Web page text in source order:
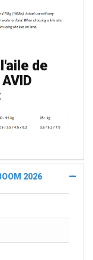
de
2026